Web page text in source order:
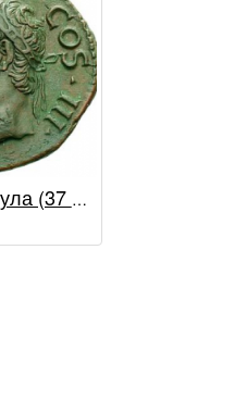
Асс / Калигула (37 - 41 гг.)